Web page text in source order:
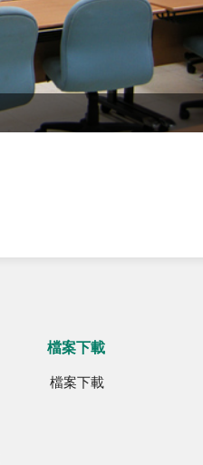
檔案下載
檔案下載